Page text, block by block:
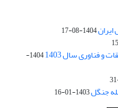
1404-08-17
فناوری سال 1403
1404-
جنگل1403-01-16